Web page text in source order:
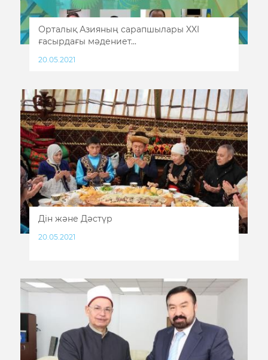
Орталық Азияның сарапшылары XXI
ғасырдағы мәдениет...
20.05.2021
Дін және Дәстүр
20.05.2021